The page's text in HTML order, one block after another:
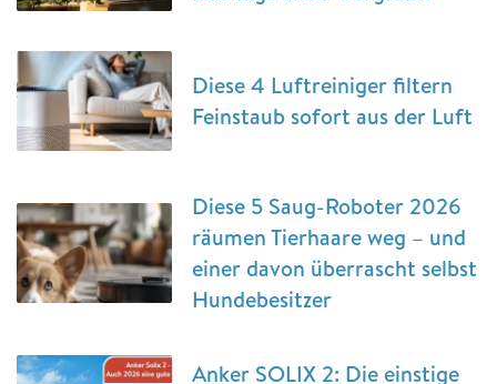
Diese 4 Luftreiniger filtern
Feinstaub sofort aus der Luft
Diese 5 Saug-Roboter 2026
räumen Tierhaare weg – und
einer davon überrascht selbst
Hundebesitzer
Anker SOLIX 2: Die einstige